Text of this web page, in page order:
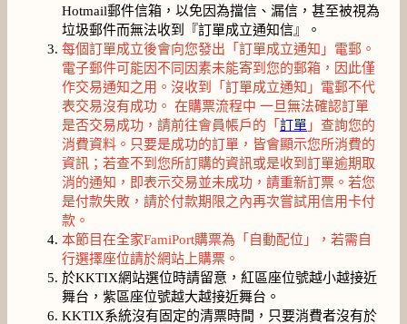
Hotmail郵件信箱，以免因為擋信、漏信，甚至被視為
垃圾郵件而無法收到『訂單成立通知信』。
每個訂單成立後會向您發出「訂單成立通知」電郵。
電子郵件可能因不同因素未能寄到您的郵箱，因此僅
作交易通知之用。沒收到「訂單成立通知」電郵不代
表交易沒有成功。 在購票流程中 一旦無法確認訂單
是否交易成功，請前往會員帳戶的「 訂單 」查詢您的
消費資料。只要是成功的訂單，皆會顯示您所消費的
資訊；若查不到您所訂購的資訊或是收到訂單逾期取
消的通知，即表示交易並未成功，請重新訂票。若您
是付款失敗，請於付款期限之內再次嘗試用信用卡付
款。
本節目在全家FamiPort購票為「自動配位」，若需自
行選擇座位請於網站上購票。
於KKTIX網站選位時請留意，紅區座位號越小越接近
舞台，紫區座位號越大越接近舞台。
KKTIX系統沒有固定的清票時間，只要消費者沒有於